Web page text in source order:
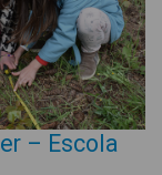
– Escola